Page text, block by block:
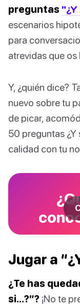
preguntas
escenarios
para
atrevidas que os
Y, ¿quién dice?
nuevo sobre tu
de picar,
50 preguntas
calidad con tu
Jugar a
¿Te has
si…?”? ¡No te